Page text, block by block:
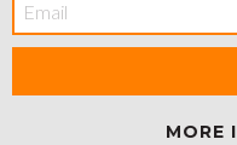
MORE